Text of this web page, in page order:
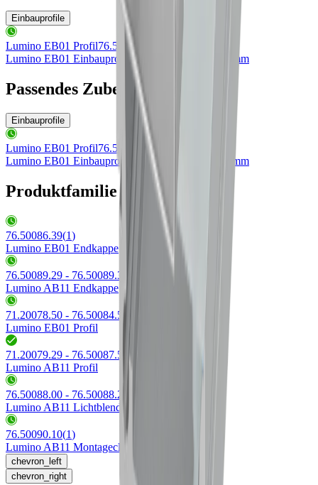
Einbauprofile
Lumino EB01 Profil76.50084.50
Lumino EB01 Einbauprofil LxBxH 5800x51x36.5mm
Passendes Zubehör
Einbauprofile
Lumino EB01 Profil76.50084.50
Lumino EB01 Einbauprofil
LxBxH 5800x51x36.5mm
Produktfamilie Lumino
76.50086.39(1)
Lumino EB01 Endkappe
76.50089.29 - 76.50089.39
Lumino AB11 Endkappe
71.20078.50 - 76.50084.50
Lumino EB01 Profil
71.20079.29 - 76.50087.50 (
Lumino AB11 Profil
76.50088.00 - 76.50088.29
Lumino AB11 Lichtblende
76.50090.10(1)
Lumino AB11 Montageclip
chevron_left
chevron_right